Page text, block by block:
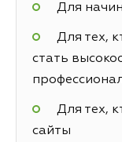
Для
Для тех,
стать
Для тех,
сайты